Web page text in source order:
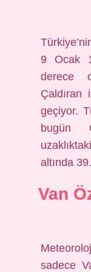
9 Ocak
derece
Çaldıran
geçiyor.
bugün
altında
Van
sadece